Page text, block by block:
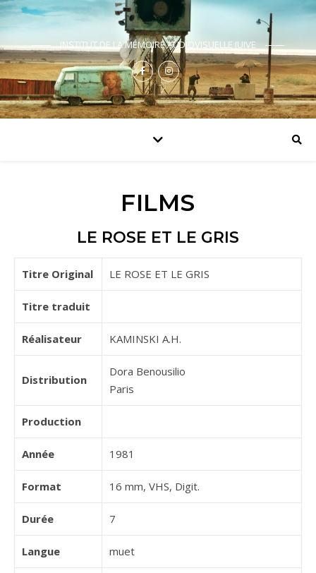
INSTITUT DE LA MÉMOIRE AUDIOVISUELLE JUIVE
FILMS
LE ROSE ET LE GRIS
Titre Original LE ROSE ET LE GRIS
Titre traduit
Réalisateur KAMINSKI A.H.
Distribution
Dora Benousilio
Paris
Production
Année 1981
Format 16 mm, VHS, Digit.
Durée 7
Langue muet